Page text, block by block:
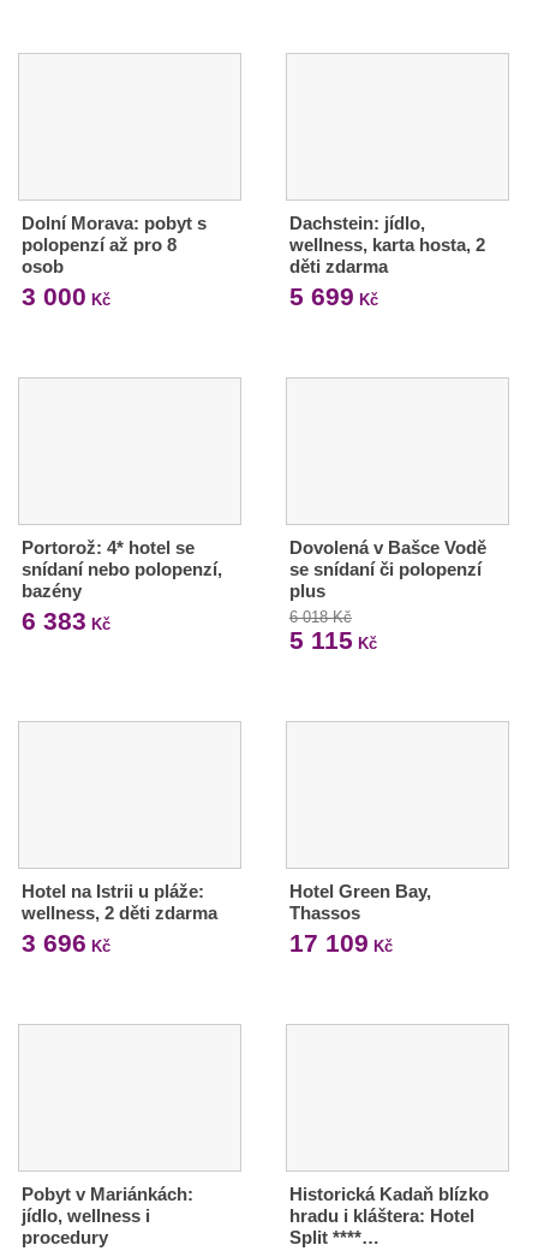
Dolní Morava: pobyt s
polopenzí až pro 8
osob
3 000 Kč
Dachstein: jídlo,
wellness, karta hosta, 2
děti zdarma
5 699 Kč
Portorož: 4* hotel se
snídaní nebo polopenzí,
bazény
6 383 Kč
Dovolená v Bašce Vodě
se snídaní či polopenzí
plus
6 018 Kč
5 115 Kč
Hotel na Istrii u pláže:
wellness, 2 děti zdarma
3 696 Kč
Hotel Green Bay,
Thassos
17 109 Kč
Pobyt v Mariánkách:
jídlo, wellness i
procedury
Historická Kadaň blízko
hradu i kláštera: Hotel
Split ****…